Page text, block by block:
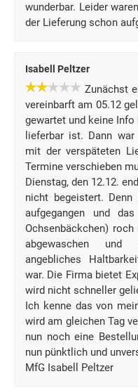
wunderbar. Leider
der Lieferung schon
Isabell Peltzer
Zunächst
vereinbarft am 05.12
gewartet und keine
lieferbar ist. Dann
mit der verspäteten
Termine verschieben
Dienstag, den 12.12.
nicht begeistert. Denn
aufgegangen und
Ochsenbäckchen)
abgewaschen und
angebliches
war. Die Firma bietet
wird nicht schneller
Ich kenne das von
wird am gleichen Tag
nun noch eine
nun pünktlich und
MfG Isabell Peltzer